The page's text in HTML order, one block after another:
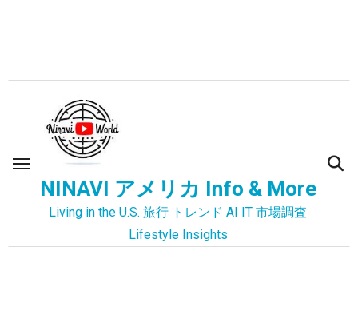
ス
NINAVI アメリカ Info & More
Living in the U.S. 旅行 トレンド AI IT 市場調査
Lifestyle Insights